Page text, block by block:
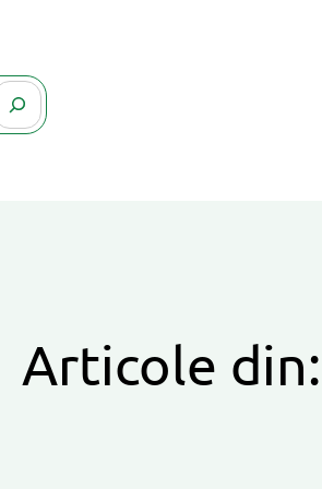
Articole din: